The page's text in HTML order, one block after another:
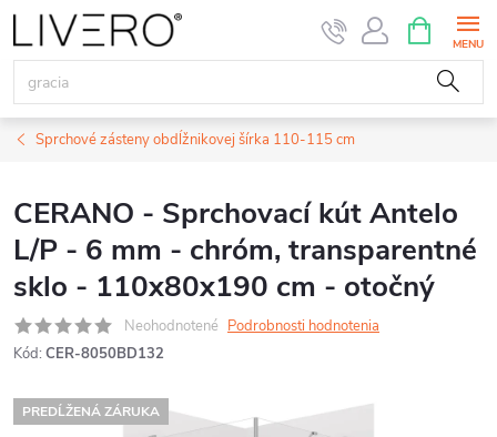
Prejsť
na
obsah
KOŠÍK
Sprchové zásteny obdĺžnikovej šírka 110-115 cm
CERANO - Sprchovací kút Antelo
L/P - 6 mm - chróm, transparentné
sklo - 110x80x190 cm - otočný
Neohodnotené Podrobnosti hodnotenia
Kód: CER-8050BD132
PREDĹŽENÁ ZÁRUKA